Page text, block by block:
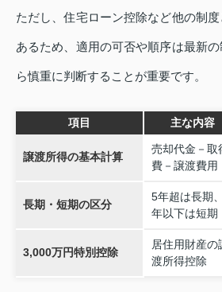
ただし、住宅ローン控除など他の制
あるため、適用の可否や順序は最新
ら慎重に判断することが重要です。
項目 主な内容
譲渡所得の基本計算
売却代金－取
費－譲渡費用
長期・短期の区分
5年超は長期
年以下は短期
3,000万円特別控除
居住用財産の
渡所得控除